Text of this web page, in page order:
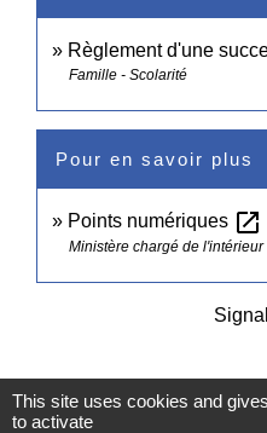
Règlement d'une
Famille - Scolarité
Pour en savoir plus
Points numériques open_in_new
Ministère chargé de l'intérieur
This site uses cookies and
to activate